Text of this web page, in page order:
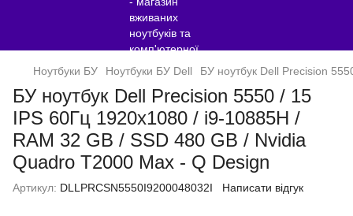
Ноутбуки БУ Ноутбуки БУ Dell БУ ноутбук Dell Precision
БУ ноутбук Dell Precision 5550 / 15
IPS 60Гц 1920x1080 / i9-10885H /
RAM 32 GB / SSD 480 GB / Nvidia
Quadro T2000 Max - Q Design
Артикул: DLLPRCSN5550I9200048032I Написати відгук